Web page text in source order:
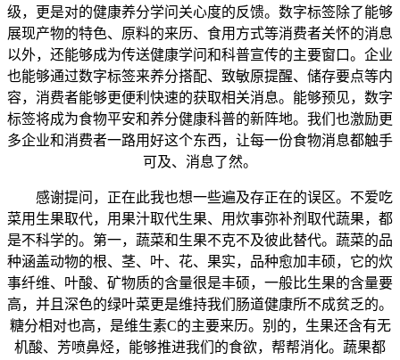
级，更是对的健康养分学问关心度的反馈。数字标签除了能够
展现产物的特色、原料的来历、食用方式等消费者关怀的消息
以外，还能够成为传送健康学问和科普宣传的主要窗口。企业
也能够通过数字标签来养分搭配、致敏原提醒、储存要点等内
容，消费者能够更便利快速的获取相关消息。能够预见，数字
标签将成为食物平安和养分健康科普的新阵地。我们也激励更
多企业和消费者一路用好这个东西，让每一份食物消息都触手
可及、消息了然。
感谢提问，正在此我也想一些遍及存正在的误区。不爱吃
菜用生果取代，用果汁取代生果、用炊事弥补剂取代蔬果，都
是不科学的。第一，蔬菜和生果不克不及彼此替代。蔬菜的品
种涵盖动物的根、茎、叶、花、果实，品种愈加丰硕，它的炊
事纤维、叶酸、矿物质的含量很是丰硕，一般比生果的含量要
高，并且深色的绿叶菜更是维持我们肠道健康所不成贫乏的。
糖分相对也高，是维生素C的主要来历。别的，生果还含有无
机酸、芳喷鼻烃，能够推进我们的食欲，帮帮消化。蔬果都